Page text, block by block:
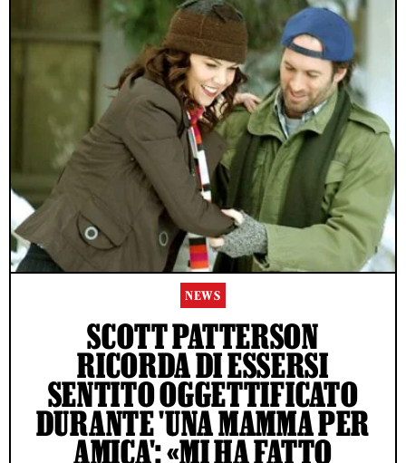
NEWS
SCOTT PATTERSON
RICORDA DI ESSERSI
SENTITO OGGETTIFICATO
DURANTE 'UNA MAMMA PER
AMICA': «MI HA FATTO